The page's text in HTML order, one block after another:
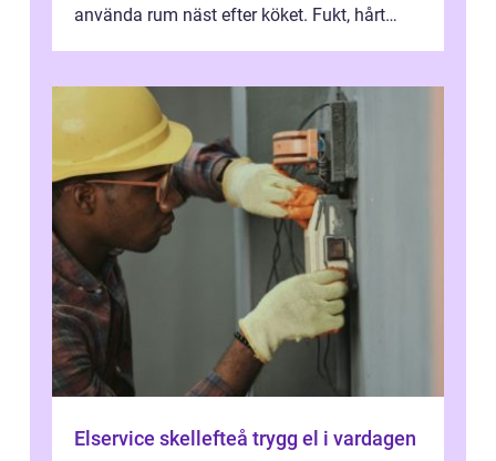
använda rum näst efter köket. Fukt, hårt
Elservice skellefteå trygg el i vardagen